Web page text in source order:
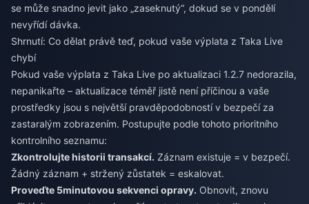
se může snadno jevit jako „zaseknutý“, dokud se v pondělí
nevyřídí dávka.
Shrnutí: Co dělat právě teď, pokud vaše výplata z Taka Live
chybí
Pokud vaše výplata z Taka Live po aktualizaci 1.2.7 nedorazila,
nepanikařte – aktualizace téměř jistě není příčinou a vaše
prostředky jsou s největší pravděpodobností v bezpečí za
zastaralým zobrazením. Postupujte podle tohoto prioritního
kontrolního seznamu:
Zkontrolujte historii transakcí. Záznam existuje = v bezpečí.
Žádný záznam + stržený zůstatek = eskalovat.
Proveďte 5minutovou sekvenci opravy. Obnovit, znovu